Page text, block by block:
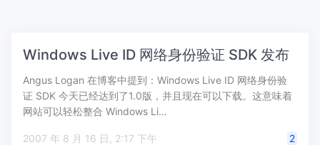
Windows Live ID 网络身份验证 SDK 发布
Angus Logan 在博客中提到：Windows Live ID 网络身份验
证 SDK 今天已经达到了1.0版，并且现在可以下载。这意味着
网站可以轻松整合 Windows Li…
2007 年 8 月 16 日, 2:17 下午 2